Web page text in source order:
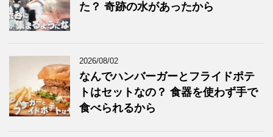
た？ 奇跡の水があったから
2026/08/02
なんでハンバーガーとフライドポテ
トはセットなの？ 食器を使わず手で
食べられるから